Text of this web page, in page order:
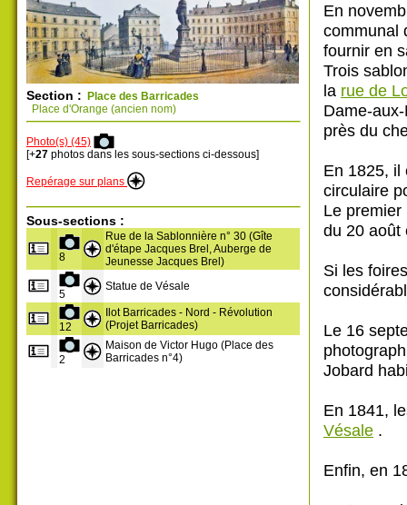
Section : Place des Barricades
Place d'Orange (ancien nom)
Photo(s) (45)
[+27 photos dans les sous-sections ci-dessous]
Repérage sur plans
Sous-sections :
8
Rue de la Sablonnière n° 30 (Gîte
d'étape Jacques Brel, Auberge de
Jeunesse Jacques Brel)
5
Statue de Vésale
12
Ilot Barricades - Nord - Révolution
(Projet Barricades)
2
Maison de Victor Hugo (Place des
Barricades n°4)
En
communal
fournir en
Trois
la rue de
Dame-
près du
En 1825, il
circulaire
Le
du 20 août
Si les
Le 16
Jobard
En 1841,
Vésale .
Enfin, en